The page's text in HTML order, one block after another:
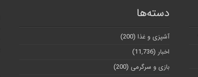
دسته‌ها
آشپزی و غذا (200)
اخبار (11,736)
بازی و سرگرمی (200)